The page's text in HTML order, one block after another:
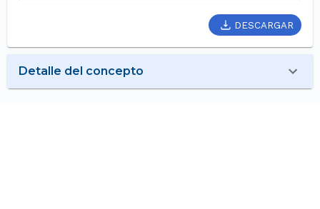
DESCARGAR
Detalle del concepto